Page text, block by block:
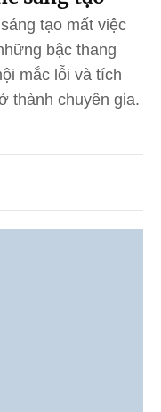
tạo mất việc
bậc thang
mắc lỗi và tích
thành chuyên gia.